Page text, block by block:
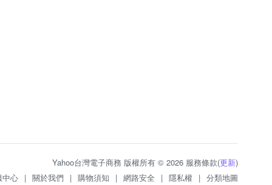
Yahoo台灣電子商務 版權所有 © 2026 服務條款(更新)
中心 | 關於我們 | 購物須知 | 網路安全 | 隱私權 | 分類地圖